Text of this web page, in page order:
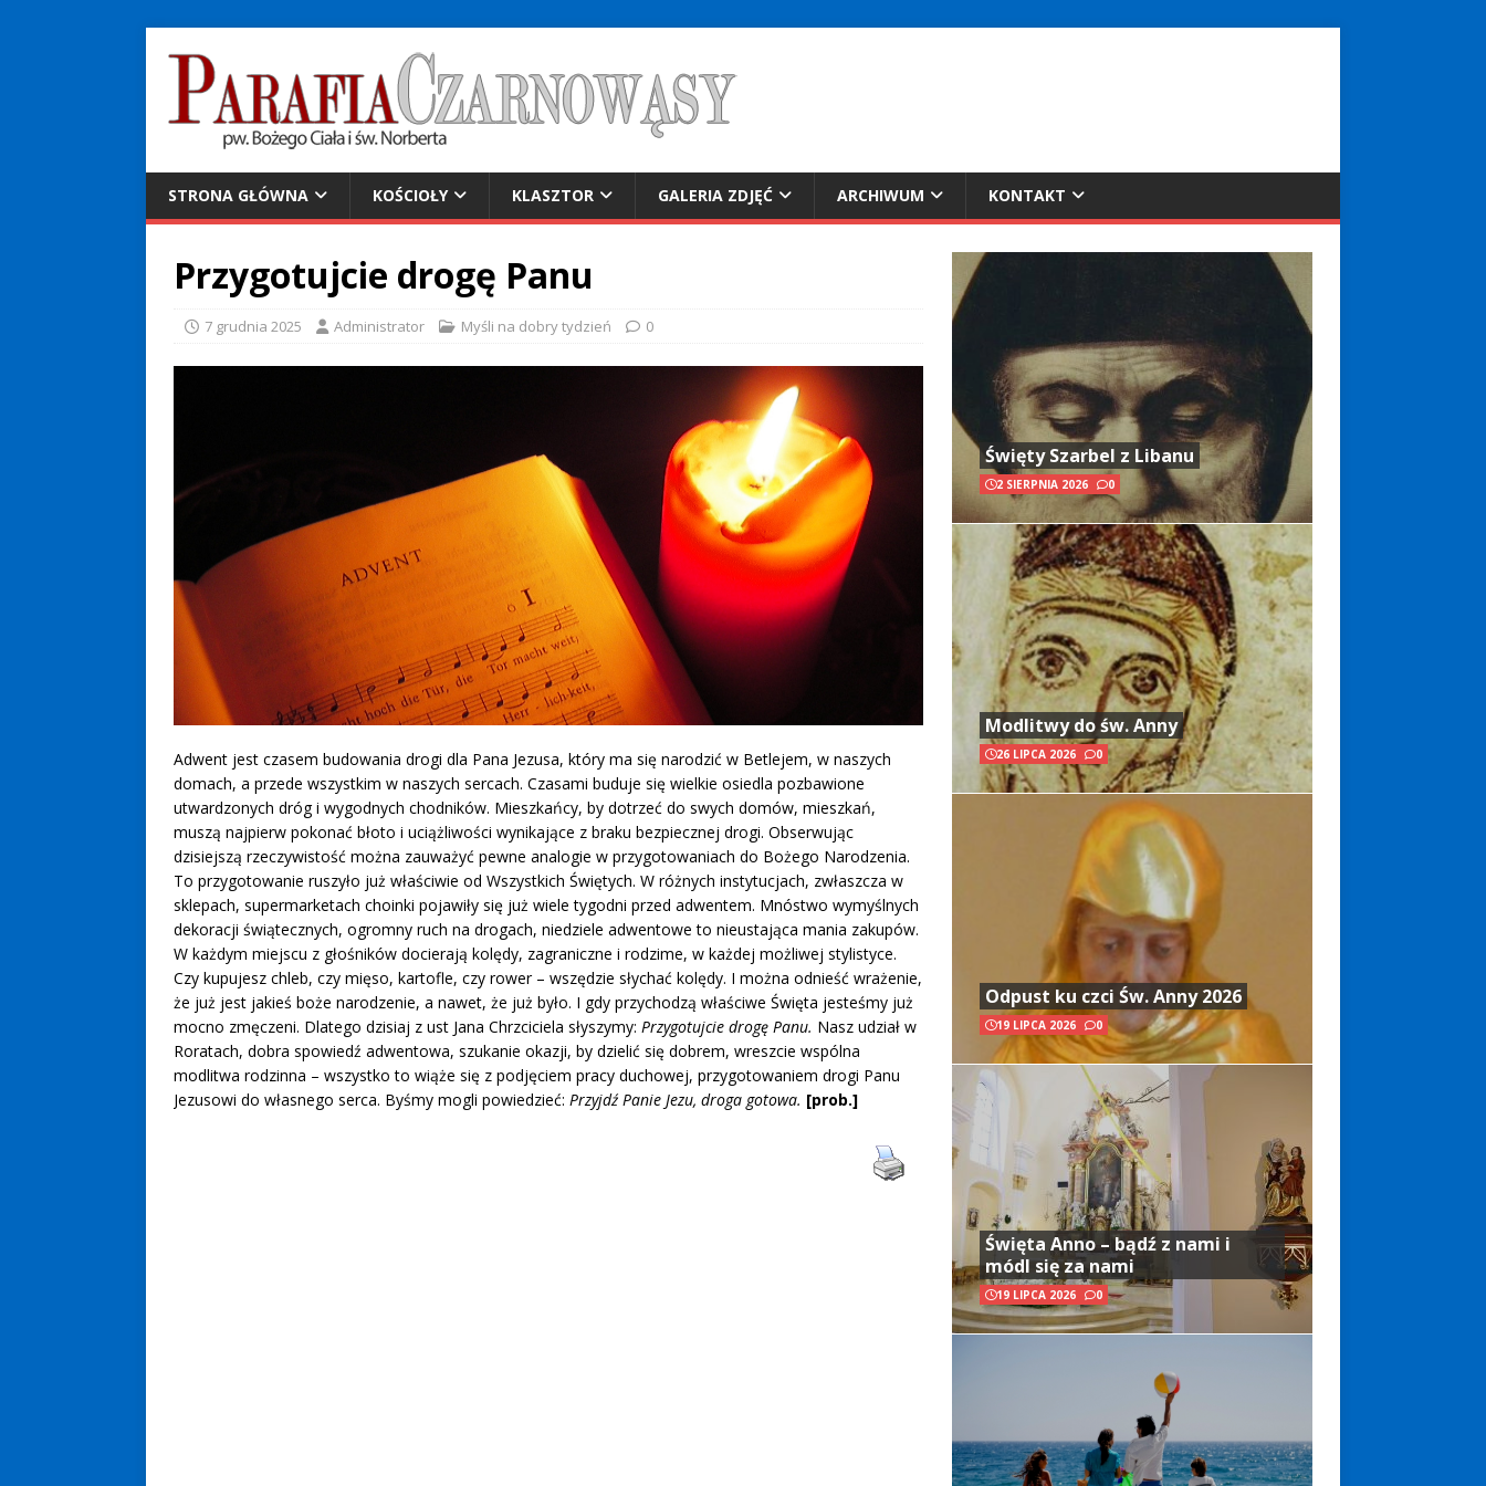
STRONA GŁÓWNA KOŚCIOŁY KLASZTOR GALERIA ZDJĘĆ ARCHIWUM KONTAKT
Przygotujcie drogę Panu
7 grudnia 2025 Administrator Myśli na dobry tydzień 0
Adwent jest czasem budowania drogi dla Pana Jezusa, który ma się narodzić w Betlejem, w naszych
domach, a przede wszystkim w naszych sercach. Czasami buduje się wielkie osiedla pozbawione
utwardzonych dróg i wygodnych chodników. Mieszkańcy, by dotrzeć do swych domów, mieszkań,
muszą najpierw pokonać błoto i uciążliwości wynikające z braku bezpiecznej drogi. Obserwując
dzisiejszą rzeczywistość można zauważyć pewne analogie w przygotowaniach do Bożego Narodzenia.
To przygotowanie ruszyło już właściwie od Wszystkich Świętych. W różnych instytucjach, zwłaszcza w
sklepach, supermarketach choinki pojawiły się już wiele tygodni przed adwentem. Mnóstwo wymyślnych
dekoracji świątecznych, ogromny ruch na drogach, niedziele adwentowe to nieustająca mania zakupów.
W każdym miejscu z głośników docierają kolędy, zagraniczne i rodzime, w każdej możliwej stylistyce.
Czy kupujesz chleb, czy mięso, kartofle, czy rower – wszędzie słychać kolędy. I można odnieść wrażenie,
że już jest jakieś boże narodzenie, a nawet, że już było. I gdy przychodzą właściwe Święta jesteśmy już
mocno zmęczeni. Dlatego dzisiaj z ust Jana Chrzciciela słyszymy: Przygotujcie drogę Panu. Nasz udział w
Roratach, dobra spowiedź adwentowa, szukanie okazji, by dzielić się dobrem, wreszcie wspólna
modlitwa rodzinna – wszystko to wiąże się z podjęciem pracy duchowej, przygotowaniem drogi Panu
Jezusowi do własnego serca. Byśmy mogli powiedzieć: Przyjdź Panie Jezu, droga gotowa. [prob.]
Święty Szarbel z Libanu
2 SIERPNIA 2026 0
Modlitwy do św. Anny
26 LIPCA 2026 0
Odpust ku czci Św. Anny 2026
19 LIPCA 2026 0
Święta Anno – bądź z nami i
módl się za nami
19 LIPCA 2026 0